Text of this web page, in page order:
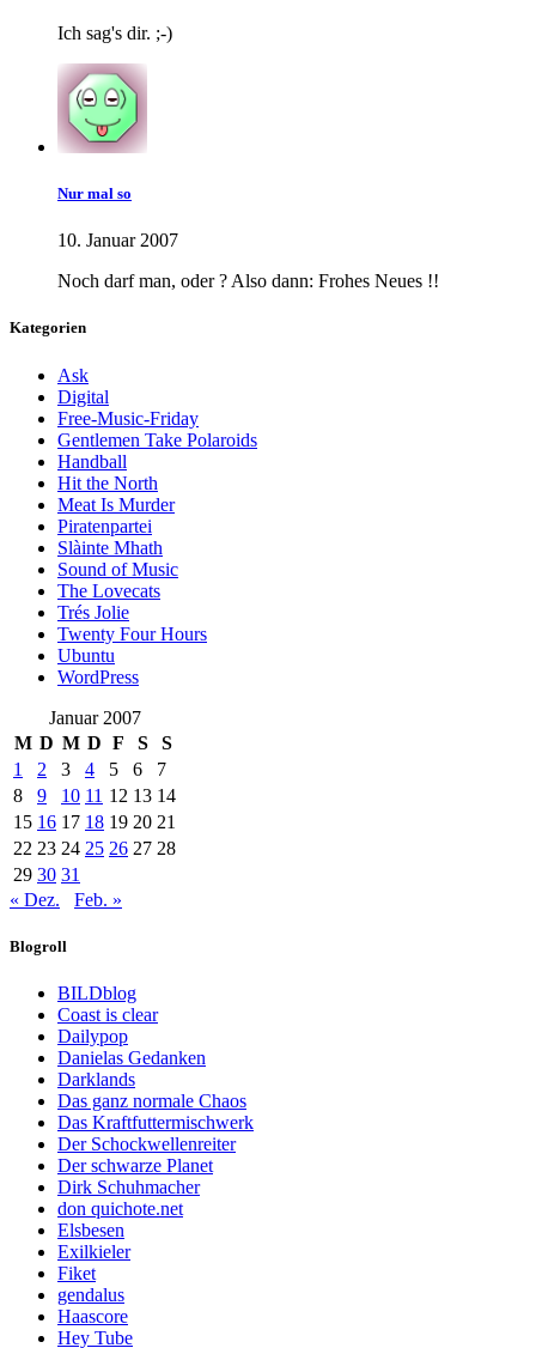
Ich sag's dir. ;-)
Nur mal so
10. Januar 2007
Noch darf man, oder ? Also dann: Frohes Neues !!
Kategorien
Ask
Digital
Free-Music-Friday
Gentlemen Take Polaroids
Handball
Hit the North
Meat Is Murder
Piratenpartei
Slàinte Mhath
Sound of Music
The Lovecats
Trés Jolie
Twenty Four Hours
Ubuntu
WordPress
Januar 2007
M D M D F S
S
1
2 3 4 5 6
7
8
9 10 11 12 13 14
15 16 17 18 19 20 21
22 23 24 25 26 27 28
29 30 31
« Dez.
Feb. »
Blogroll
BILDblog
Coast is clear
Dailypop
Danielas Gedanken
Darklands
Das ganz normale Chaos
Das Kraftfuttermischwerk
Der Schockwellenreiter
Der schwarze Planet
Dirk Schuhmacher
don quichote.net
Elsbesen
Exilkieler
Fiket
gendalus
Haascore
Hey Tube